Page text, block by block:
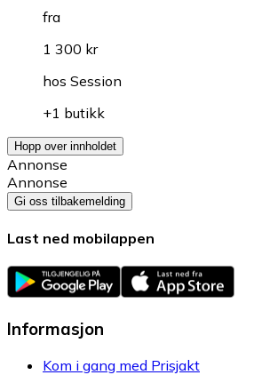
fra
1 300 kr
hos Session
+1 butikk
Hopp over innholdet
Annonse
Annonse
Gi oss tilbakemelding
Last ned mobilappen
Informasjon
Kom i gang med Prisjakt